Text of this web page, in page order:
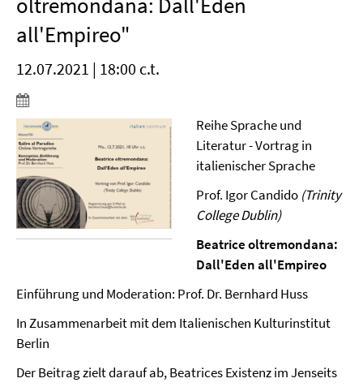
all'Empireo"
12.07.2021 | 18:00 c.t.
Reihe Sprache und
Literatur - Vortrag in
italienischer Sprache
Prof. Igor Candido(Trinity
College Dublin)
Beatrice oltremondana:
Dall'Eden all'Empireo
Einführung und Moderation: Prof. Dr. Bernhard Huss
In Zusammenarbeit mit dem Italienischen Kulturinstitut
Berlin
Der Beitrag zielt darauf ab, Beatrices Existenz im Jenseits